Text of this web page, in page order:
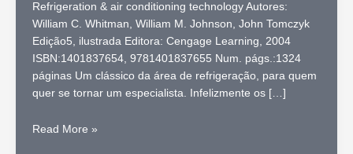
Refrigeration & air conditioning technology Autores:
William C. Whitman, William M. Johnson, John Tomczyk
Edição5, ilustrada Editora: Cengage Learning, 2004
ISBN:1401837654, 9781401837655 Num. págs.:1324
páginas Um clássico da área de refrigeração, para quem
quer se tornar um especialista. Infelizmente os […]
Refrigeration
Read More »